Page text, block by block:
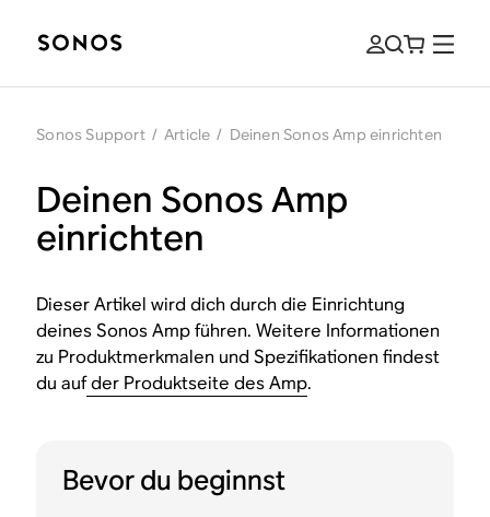
Sonos Support / Article / Deinen Sonos Amp einrichten
Deinen Sonos Amp
einrichten
Dieser Artikel wird dich durch die Einrichtung
deines Sonos Amp führen. Weitere Informationen
zu Produktmerkmalen und Spezifikationen findest
du aufder Produktseite des Amp.
Bevor du beginnst